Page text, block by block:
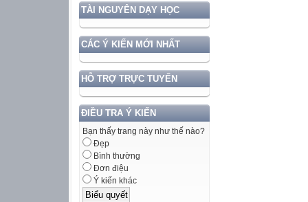
TÀI NGUYÊN DẠY HỌC
CÁC Ý KIẾN MỚI NHẤT
HỖ TRỢ TRỰC TUYẾN
ĐIỀU TRA Ý KIẾN
Bạn thấy trang này như thế nào?
Đẹp
Bình thường
Đơn điệu
Ý kiến khác